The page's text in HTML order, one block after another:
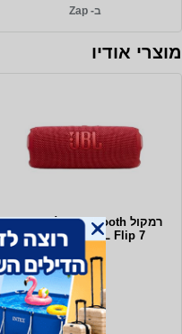
ב- Zap
מוצרי אודיו
רמקול Bluetooth אלחוטי נייד
JBL Flip 7 - צבע אדום
מחיר מיוחד
359 ₪
משלוח חינם